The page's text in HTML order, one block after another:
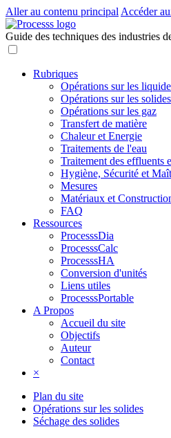
Aller au contenu principal Accéder
Guide des techniques des industries
Rubriques
Opérations sur les
Opérations sur les solides
Opérations sur les gaz
Transfert de matière
Chaleur et Energie
Traitements de l'eau
Traitement des effluents
Hygiène, Sécurité et
Mesures
Matériaux et
FAQ
Ressources
ProcesssDia
ProcesssCalc
ProcesssHA
Conversion d'unités
Liens utiles
ProcesssPortable
A Propos
Accueil du site
Objectifs
Auteur
Contact
×
Plan du site
Opérations sur les solides
Séchage des solides